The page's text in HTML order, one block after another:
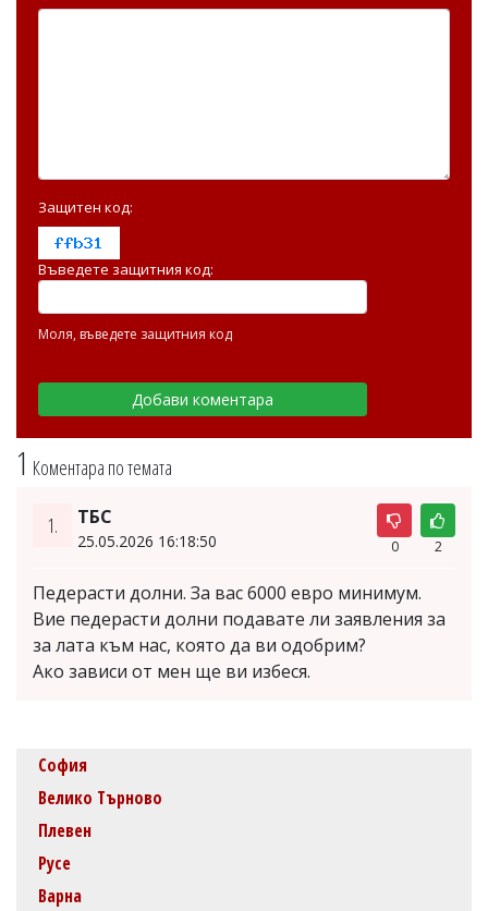
1 Коментара по темата
1. ТБС
25.05.2026 16:18:50 0 2
Педерасти долни. За вас 6000 евро минимум.
Вие педерасти долни подавате ли заявления за
за лата към нас, която да ви одобрим?
Ако зависи от мен ще ви избеся.
Защитен код:
Въведете защитния код:
Моля, въведете защитния код
София
Велико Търново
Плевен
Русе
Варна